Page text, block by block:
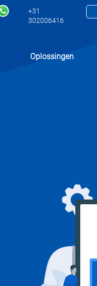
+31
302006416
Oplossingen